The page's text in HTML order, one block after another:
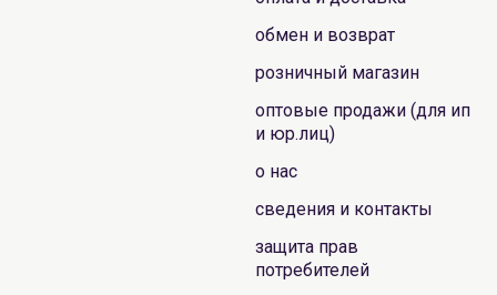
обмен и возврат
розничный магазин
оптовые продажи (для ип
и юр.лиц)
о нас
сведения и контакты
защита прав
потребителей